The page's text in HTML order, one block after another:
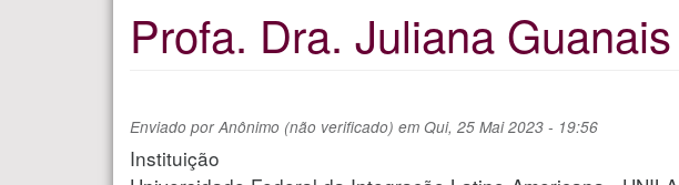
Profa. Dra. Juliana Guanais
Enviado porAnônimo (não verificado) em Qui, 25 Mai 2023 - 19:56
Instituição